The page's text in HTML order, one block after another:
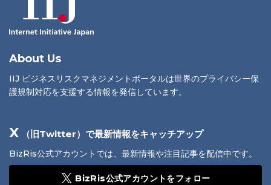
About Us
IIJ ビジネスリスクマネジメントポータルは世界のプライバシー保
護規制対応を支援する情報を発信しています。
X （旧Twitter）で最新情報をキャッチアップ
BizRis公式アカウントでは、最新情報や注目記事を配信中です。
BizRis公式アカウントをフォロー